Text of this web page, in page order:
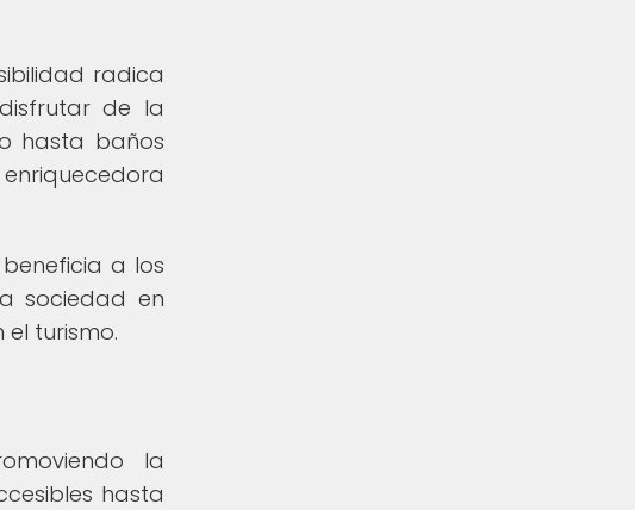
radica
de la
hasta baños
a los
sociedad en
turismo.
la
hasta